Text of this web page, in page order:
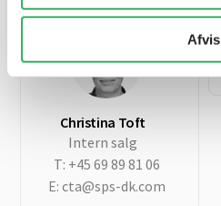
Afvis
Christina Toft
Intern salg
T: +45 69 89 81 06
E: cta@sps-dk.com